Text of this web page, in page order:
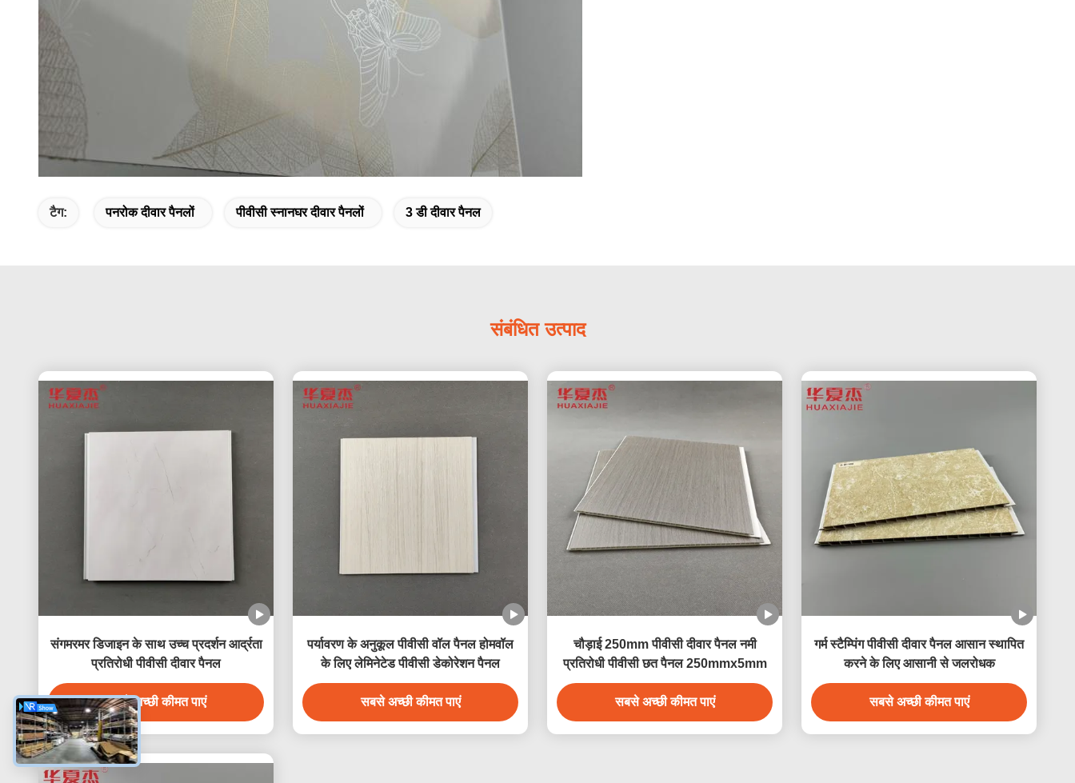
टैग: पनरोक दीवार पैनलों पीवीसी स्नानघर दीवार पैनलों 3 डी दीवार पैनल
संबंधित उत्पाद
संगमरमर डिजाइन के साथ उच्च प्रदर्शन आर्द्रता
प्रतिरोधी पीवीसी दीवार पैनल
सबसे अच्छी कीमत पाएं
पर्यावरण के अनुकूल पीवीसी वॉल पैनल होमवॉल
के लिए लेमिनेटेड पीवीसी डेकोरेशन पैनल
सबसे अच्छी कीमत पाएं
चौड़ाई 250mm पीवीसी दीवार पैनल नमी
प्रतिरोधी पीवीसी छत पैनल 250mmx5mm
सबसे अच्छी कीमत पाएं
गर्म स्टैम्पिंग पीवीसी दीवार पैनल आसान स्थापित
करने के लिए आसानी से जलरोधक
सबसे अच्छी कीमत पाएं